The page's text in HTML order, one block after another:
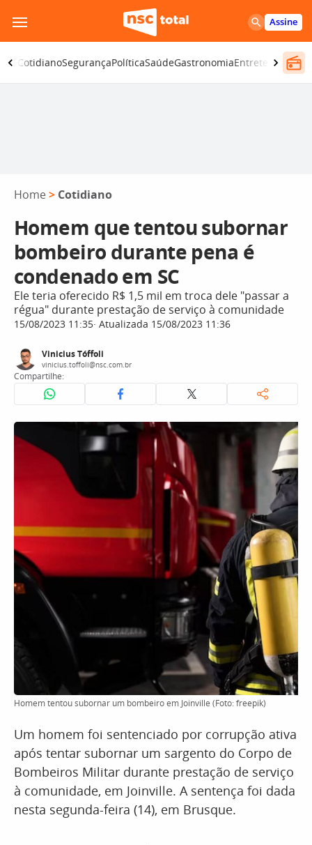
para
o
conteúdo
Assine
CotidianoSegurançaPolíticaSaúdeGastronomiaEntretenimento
Home > Cotidiano
Homem que tentou subornar
bombeiro durante pena é
condenado em SC
Ele teria oferecido R$ 1,5 mil em troca dele "passar a
régua" durante prestação de serviço à comunidade
15/08/2023 11:35 Atualizada 15/08/2023 11:36
Vinicius Tóffoli
vinicius.toffoli@nsc.com.br
Compartilhe:
Homem tentou subornar um bombeiro em Joinville (Foto: freepik)
Um homem foi sentenciado por corrupção ativa
após tentar subornar um sargento do Corpo de
Bombeiros Militar durante prestação de serviço
à comunidade, em Joinville. A sentença foi dada
nesta segunda-feira (14), em Brusque.